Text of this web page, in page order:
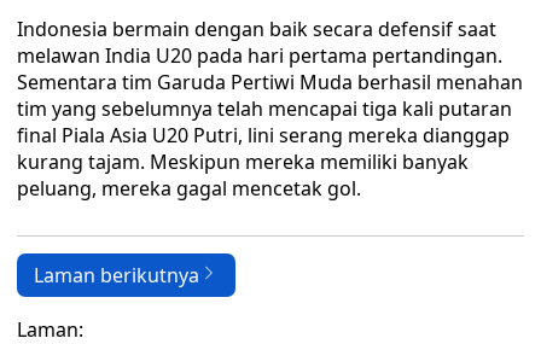
Indonesia bermain dengan baik secara defensif saat
melawan India U20 pada hari pertama pertandingan.
Sementara tim Garuda Pertiwi Muda berhasil menahan
tim yang sebelumnya telah mencapai tiga kali putaran
final Piala Asia U20 Putri, lini serang mereka dianggap
kurang tajam. Meskipun mereka memiliki banyak
peluang, mereka gagal mencetak gol.
Laman berikutnya
Laman: